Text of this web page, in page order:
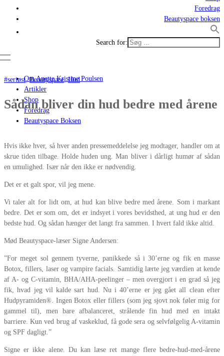
Foredrag
Beautyspace boksen
Search for:
Om Anette Kristine Poulsen
Artikler
Shop
Foredrag
Beautyspace Boksen
#seriøst,Beautyspace,Hud
Sådan bliver din hud bedre med årene
Hvis ikke hver, så hver anden pressemeddelelse jeg modtager, handler om at
skrue tiden tilbage. Holde huden ung. Man bliver i dårligt humør af sådan
en umulighed. Især når den ikke er nødvendig.
Det er et galt spor, vil jeg mene.
Vi taler alt for lidt om, at hud kan blive bedre med årene. Som i markant
bedre. Det er som om, det er indsyet i vores bevidsthed, at ung hud er den
bedste hud. Og sådan hænger det langt fra sammen. I hvert fald ikke altid.
Mød Beautyspace-læser Signe Andersen:
”For meget sol gennem tyverne, panikkede så i 30’erne og fik en masse
Botox, fillers, laser og vampire facials. Samtidig lærte jeg værdien at kende
af A- og C-vitamin, BHA/AHA-peelinger – men overgjort i en grad så jeg
fik, hvad jeg vil kalde sart hud. Nu i 40’erne er jeg gået all clean efter
Hudpyramiden®. Ingen Botox eller fillers (som jeg sjovt nok føler mig for
gammel til), men bare afbalanceret, strålende fin hud med en intakt
barriere. Kun ved brug af vaskeklud, få gode sera og selvfølgelig A-vitamin
og SPF dagligt.”
Signe er ikke alene. Du kan læse ret mange flere bedre-hud-med-årene